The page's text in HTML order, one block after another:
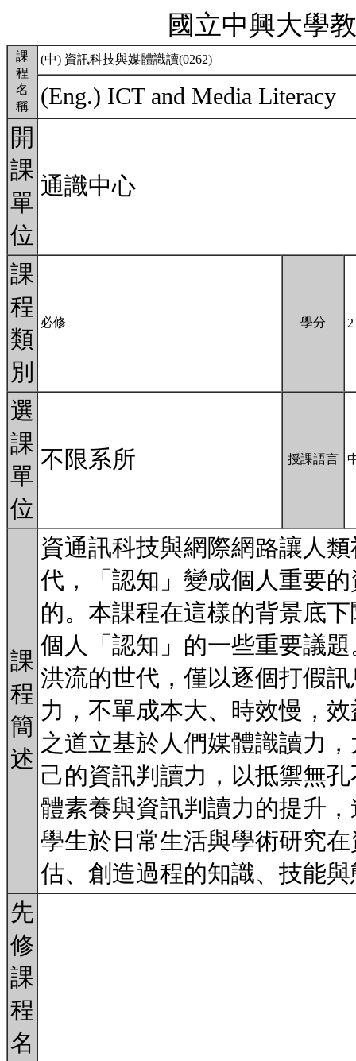
國立中興大學
課
程
名
稱
(中) 資訊科技與媒體識讀(0262)
(Eng.) ICT and Media Literacy
開
課
單
位
通識中心
課
程
類
別
必修 學分 2
選
課
單
位
不限系所 授課語言
課
程
簡
述
資通訊科技與網際網路讓人
代，「認知」變成個人重要
的。本課程在這樣的背景底
個人「認知」的一些重要議
洪流的世代，僅以逐個打假
力，不單成本大、時效慢，
之道立基於人們媒體識讀力
己的資訊判讀力，以抵禦無
體素養與資訊判讀力的提升
學生於日常生活與學術研究
估、創造過程的知識、技能
先
修
課
程
名